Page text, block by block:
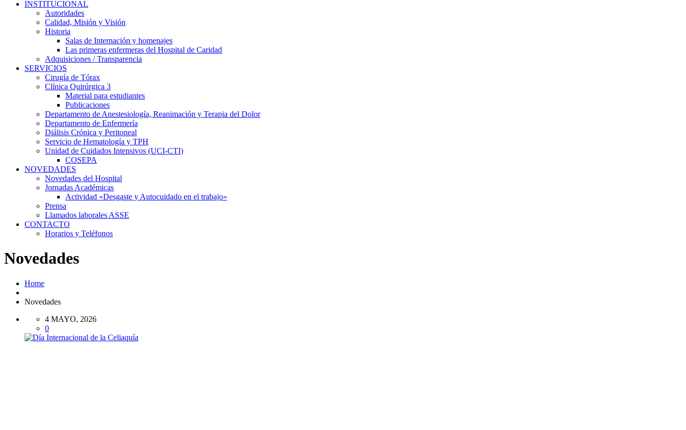
INSTITUCIONAL
Autoridades
Calidad, Misión y Visión
Historia
Salas de Internación y homenajes
Las primeras enfermeras del Hospital de Caridad
Adquisiciones / Transparencia
SERVICIOS
Cirugía de Tórax
Clínica Quirúrgica 3
Material para estudiantes
Publicaciones
Departamento de Anestesiología, Reanimación y Terapia del Dolor
Departamento de Enfermería
Diálisis Crónica y Peritoneal
Servicio de Hematología y TPH
Unidad de Cuidados Intensivos (UCI-CTI)
COSEPA
NOVEDADES
Novedades del Hospital
Jornadas Académicas
Actividad «Desgaste y Autocuidado en el trabajo»
Prensa
Llamados laborales ASSE
CONTACTO
Horarios y Teléfonos
Novedades
Home
Novedades
4 MAYO, 2026
0